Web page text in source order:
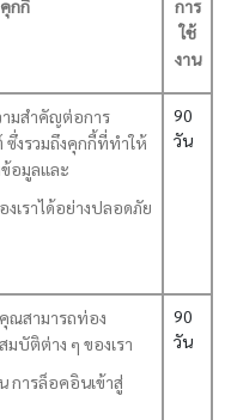
คุกกี้
การ
ใช้
งาน
มสำคัญต่อการ
ซึ่งรวมถึงคุกกี้ที่ทำให้
ข้อมูลและ
งเราได้อย่างปลอดภัย
90
วัน
ณสามารถท่อง
บัติต่าง ๆ ของเรา
การล็อคอินเข้าสู่
90
วัน